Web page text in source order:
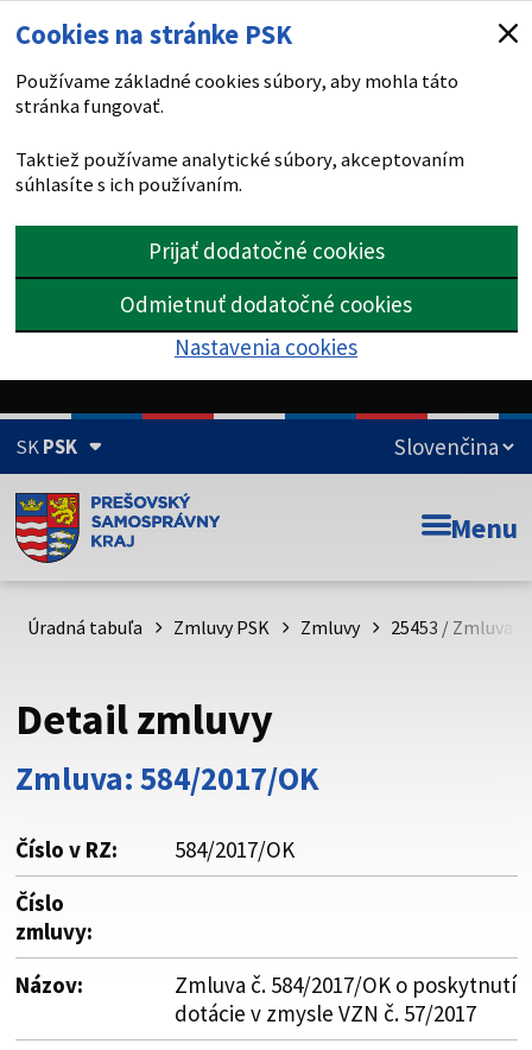
Cookies na stránke PSK
Používame základné cookies súbory, aby mohla táto
stránka fungovať.
Taktiež používame analytické súbory, akceptovaním
súhlasíte s ich používaním.
Prijať dodatočné cookies
Odmietnuť dodatočné cookies
Nastavenia cookies
SKPSK
Doména psk.sk je oficiálna
Toto je oficiálna webová stránka Prešovského
psk.sk.
Buďte pozorní a vždy sa uistite, že zdieľate informácie iba
cez zabezpečenú webovú stránku. Zabezpečená stránka
vždy začína https:// pred názvom domény webového sídla.
Menu
Úradná tabuľa Zmluvy PSK Zmluvy 25453 / Zmluva
Detail zmluvy
Zmluva: 584/2017/OK
Číslo v RZ:
584/2017/OK
Číslo
zmluvy:
Názov:
Zmluva č. 584/2017/OK o poskytnutí
dotácie v zmysle VZN č. 57/2017